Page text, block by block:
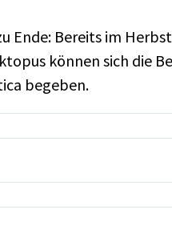
Ende: Bereits im
können sich die
begeben.